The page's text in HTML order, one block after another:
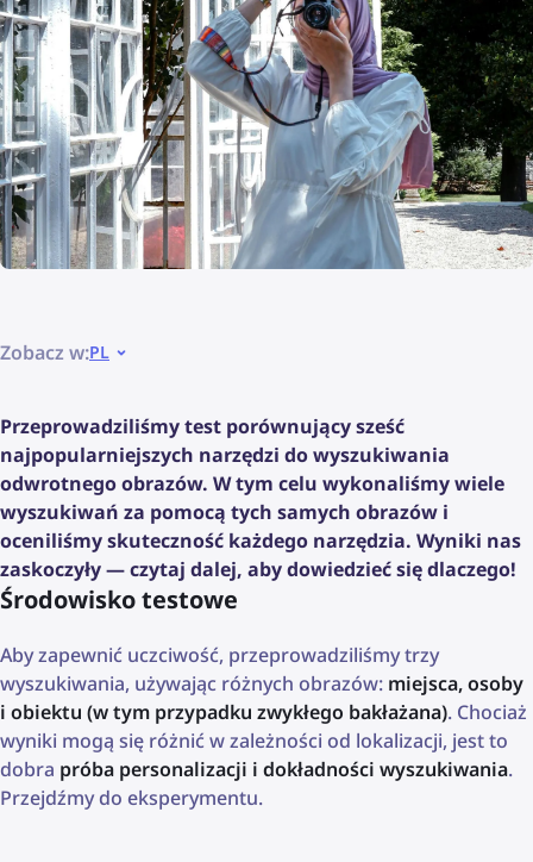
Zobacz w:PL
Przeprowadziliśmy test porównujący sześć
najpopularniejszych narzędzi do wyszukiwania
odwrotnego obrazów. W tym celu wykonaliśmy wiele
wyszukiwań za pomocą tych samych obrazów i
oceniliśmy skuteczność każdego narzędzia. Wyniki nas
zaskoczyły — czytaj dalej, aby dowiedzieć się dlaczego!
Środowisko testowe
Aby zapewnić uczciwość, przeprowadziliśmy trzy
wyszukiwania, używając różnych obrazów: miejsca, osoby
i obiektu (w tym przypadku zwykłego bakłażana). Chociaż
wyniki mogą się różnić w zależności od lokalizacji, jest to
dobra próba personalizacji i dokładności wyszukiwania.
Przejdźmy do eksperymentu.